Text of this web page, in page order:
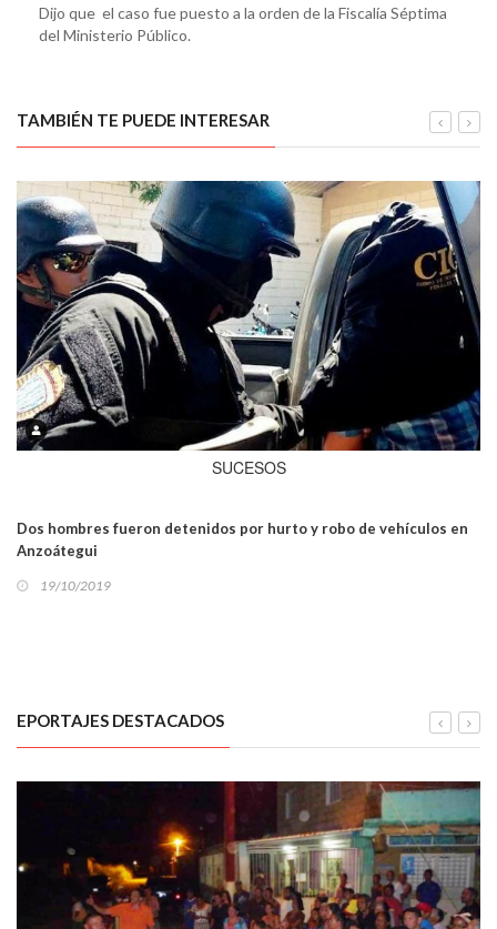
Dijo que el caso fue puesto a la orden de la Fiscalía Séptima
del Ministerio Público.
TAMBIÉN TE PUEDE INTERESAR
SUCESOS
Dos hombres fueron detenidos por hurto y robo de vehículos en
Anzoátegui
19/10/2019
EPORTAJES DESTACADOS